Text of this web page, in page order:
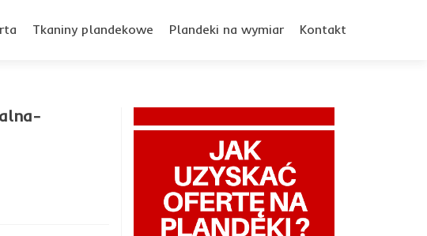
Tkaniny plandekowe Plandeki na wymiar Kontakt